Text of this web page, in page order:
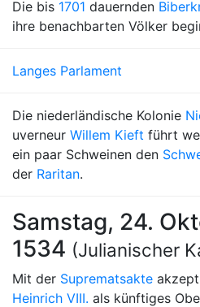
Die bis 1701 dauernden
ihre benachbarten Völker
Langes Parlament
Die niederländische Kolonie
uverneur Willem Kieft führt
ein paar Schweinen den
der Raritan.
Samstag, 24.
1534 (Julianischer
Mit der Suprematsakte
Heinrich VIII. als künftiges